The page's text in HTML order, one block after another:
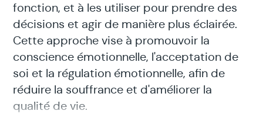
fonction, et à les utiliser pour prendre des
décisions et agir de manière plus éclairée.
Cette approche vise à promouvoir la
conscience émotionnelle, l'acceptation de
soi et la régulation émotionnelle, afin de
réduire la souffrance et d'améliorer la
qualité de vie.